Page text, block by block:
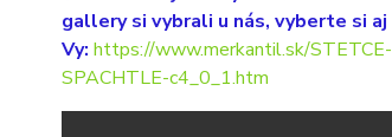
gallery si vybrali u nás, vyberte si aj
Vy: https://www.merkantil.sk/STETCE-
SPACHTLE-c4_0_1.htm